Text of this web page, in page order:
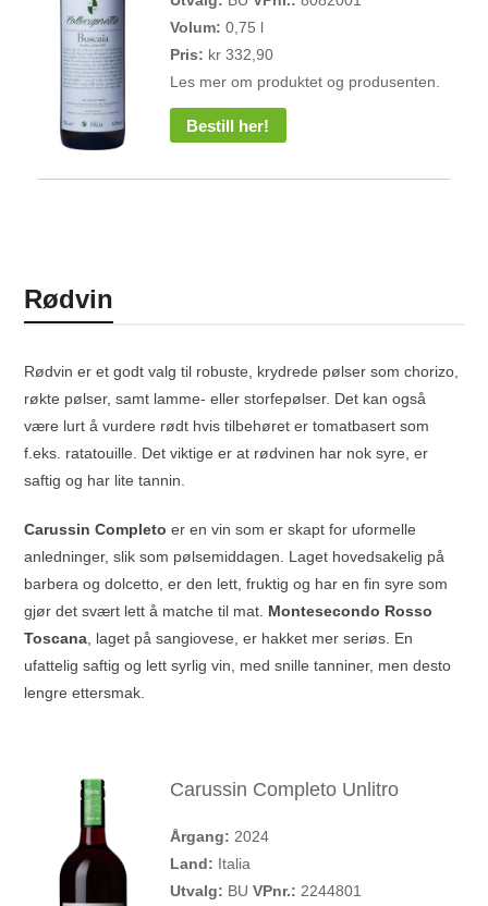
Volum: 0,75 l
Pris: kr 332,90
Les mer om produktet og produsenten.
Bestill her!
Rødvin
Rødvin er et godt valg til robuste, krydrede pølser som chorizo,
røkte pølser, samt lamme- eller storfepølser. Det kan også
være lurt å vurdere rødt hvis tilbehøret er tomatbasert som
f.eks. ratatouille. Det viktige er at rødvinen har nok syre, er
saftig og har lite tannin.
Carussin Completo er en vin som er skapt for uformelle
anledninger, slik som pølsemiddagen. Laget hovedsakelig på
barbera og dolcetto, er den lett, fruktig og har en fin syre som
gjør det svært lett å matche til mat. Montesecondo Rosso
Toscana , laget på sangiovese, er hakket mer seriøs. En
ufattelig saftig og lett syrlig vin, med snille tanniner, men desto
lengre ettersmak.
Carussin Completo Unlitro
Årgang: 2024
Land: Italia
Utvalg: BU VPnr.: 2244801